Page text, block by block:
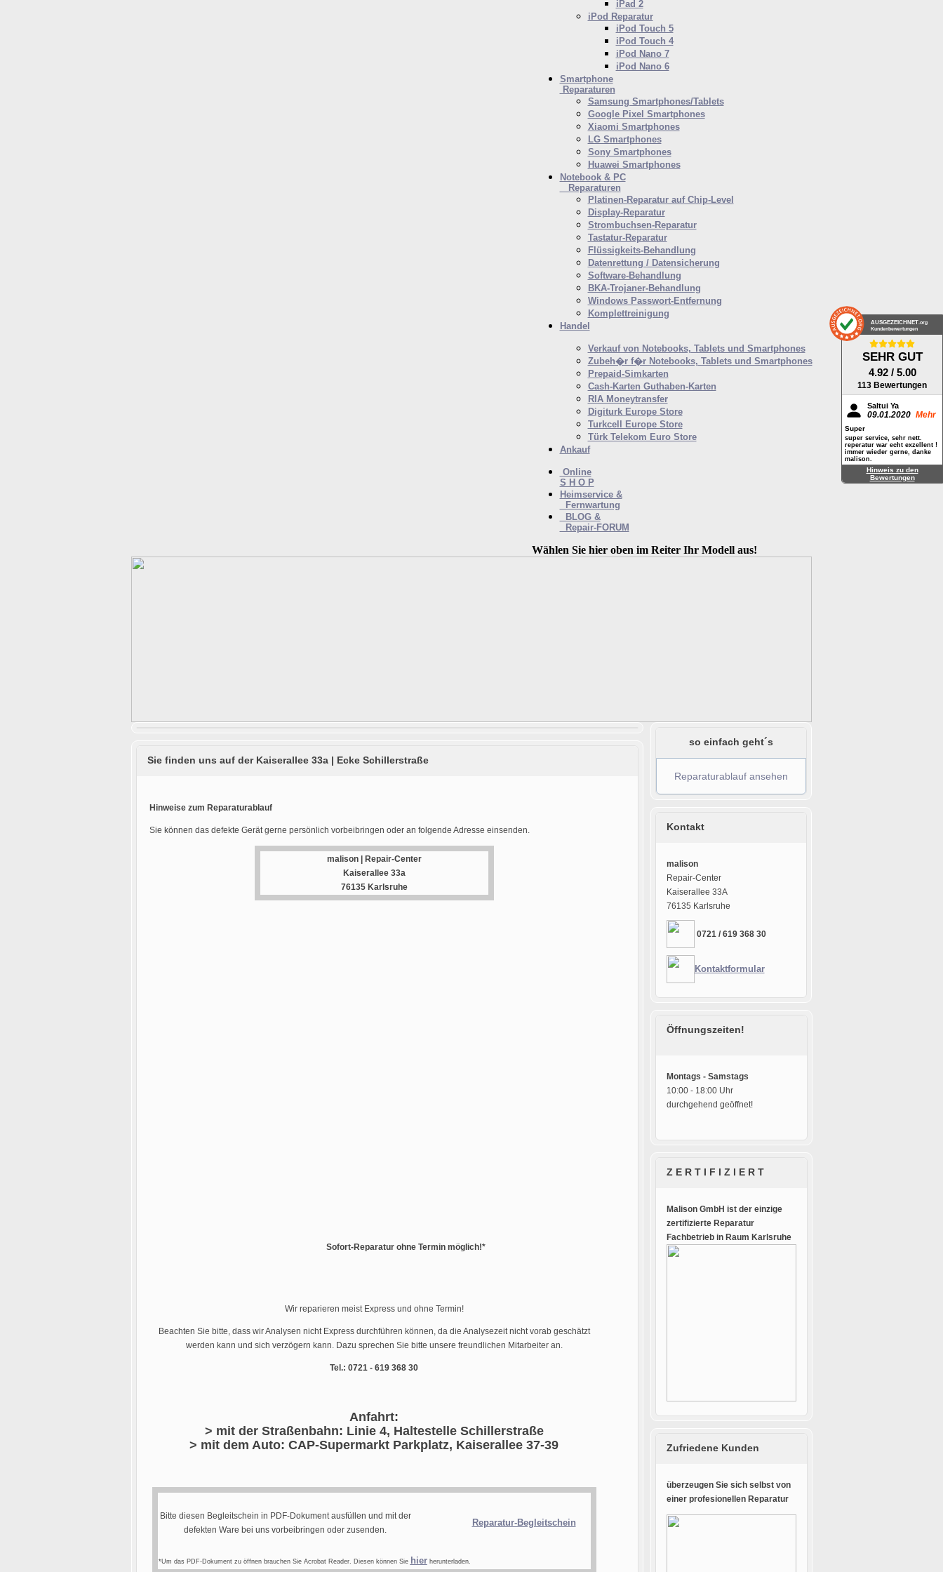
iPad 2
iPod Reparatur
iPod Touch 5
iPod Touch 4
iPod Nano 7
iPod Nano 6
Smartphone
Reparaturen
Samsung Smartphones/Tablets
Google Pixel Smartphones
Xiaomi Smartphones
LG Smartphones
Sony Smartphones
Huawei Smartphones
Notebook & PC
Reparaturen
Platinen-Reparatur auf Chip-Level
Display-Reparatur
Strombuchsen-Reparatur
Tastatur-Reparatur
Flüssigkeits-Behandlung
Datenrettung / Datensicherung
Software-Behandlung
BKA-Trojaner-Behandlung
Windows Passwort-Entfernung
Komplettreinigung
Handel
Verkauf von Notebooks, Tablets und Smartphones
Zubeh�r f�r Notebooks, Tablets und Smartphones
Prepaid-Simkarten
Cash-Karten Guthaben-Karten
RIA Moneytransfer
Digiturk Europe Store
Turkcell Europe Store
Türk Telekom Euro Store
Ankauf
Online
S H O P
Heimservice &
Fernwartung
BLOG &
Repair-FORUM
Wählen Sie hier oben im Reiter Ihr Modell aus!
Sie finden uns auf der Kaiserallee 33a | Ecke Schillerstraße
Hinweise zum Reparaturablauf
Sie können das defekte Gerät gerne persönlich vorbeibringen oder an folgende Adresse einsenden.
malison | Repair-Center
Kaiserallee 33a
76135 Karlsruhe
Sofort-Reparatur ohne Termin möglich!*
Wir reparieren meist Express und ohne Termin!
Beachten Sie bitte, dass wir Analysen nicht Express durchführen können, da die Analysezeit nicht vorab geschätzt
werden kann und sich verzögern kann. Dazu sprechen Sie bitte unsere freundlichen Mitarbeiter an.
Tel.: 0721 - 619 368 30
Anfahrt:
> mit der Straßenbahn: Linie 4, Haltestelle Schillerstraße
> mit dem Auto: CAP-Supermarkt Parkplatz, Kaiserallee 37-39
Bitte diesen Begleitschein in PDF-Dokument ausfüllen und mit der
defekten Ware bei uns vorbeibringen oder zusenden.
Reparatur-Begleitschein
*Um das PDF-Dokument zu öffnen brauchen Sie Acrobat Reader. Diesen können Sie hierherunterladen.
so einfach geht´s
Reparaturablauf ansehen
Kontakt
malison
Repair-Center
Kaiserallee 33A
76135 Karlsruhe
0721 / 619 368 30
Kontaktformular
Öffnungszeiten!
Montags - Samstags
10:00 - 18:00 Uhr
durchgehend geöffnet!
Z E R T I F I Z I E R T
Malison GmbH ist der einzige
zertifizierte Reparatur
Fachbetrieb in Raum Karlsruhe
Zufriedene Kunden
überzeugen Sie sich selbst von
einer profesionellen Reparatur
AUSGEZEICHNET .org
Kundenbewertungen
SEHR GUT
4.92 / 5.00
113 Bewertungen
Saltui Ya
09.01.2020 Mehr
Super
super service, sehr nett.
reperatur war echt exzellent !
immer wieder gerne, danke
malison.
Hinweis zu den
Bewertungen